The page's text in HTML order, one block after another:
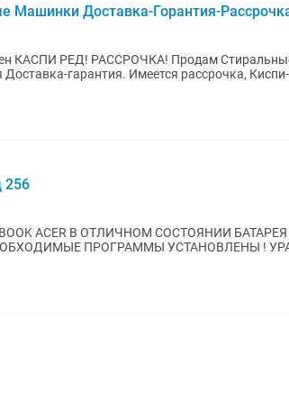
Машинки Доставка-Горантия-
256
ACER В ОТЛИЧНОМ СОСТОЯНИИ БАТАРЕЯ
ПРОГРАММЫ УСТАНОВЛЕНЫ !